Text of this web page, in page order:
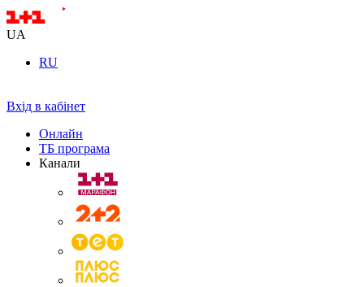
UA
RU
Вхід в кабінет
Онлайн
ТБ програма
Канали